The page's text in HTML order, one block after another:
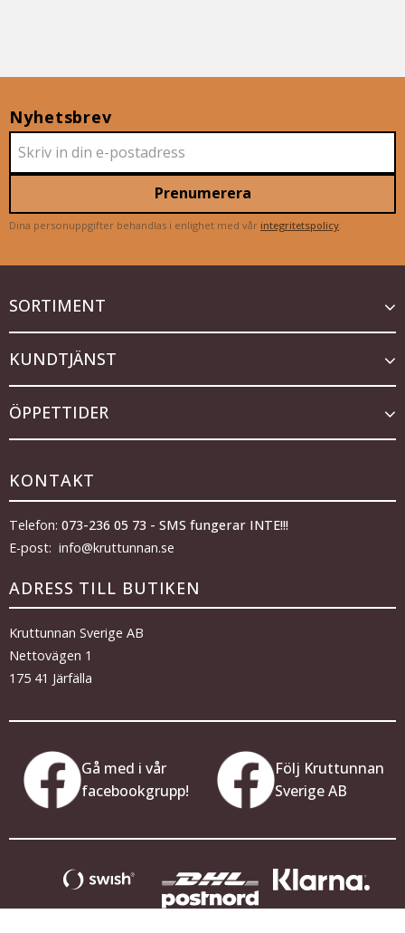
Nyhetsbrev
Prenumerera
Dina personuppgifter behandlas i enlighet med vår integritetspolicy
SORTIMENT
KUNDTJÄNST
ÖPPETTIDER
KONTAKT
Telefon: 073-236 05 73 - SMS fungerar INTE!!!
E-post: info@kruttunnan.se
ADRESS TILL BUTIKEN
Kruttunnan Sverige AB
Nettovägen 1
175 41 Järfälla
Gå med i vår
facebookgrupp!
Följ Kruttunnan
Sverige AB